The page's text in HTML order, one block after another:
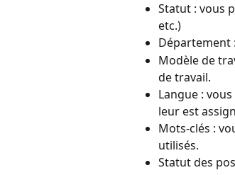
Statut : vous
etc.)
Département
Modèle de
de travail.
Langue :
leur est
Mots-clés :
utilisés.
Statut des